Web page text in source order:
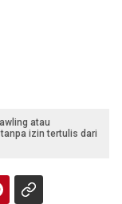
atau
izin tertulis dari